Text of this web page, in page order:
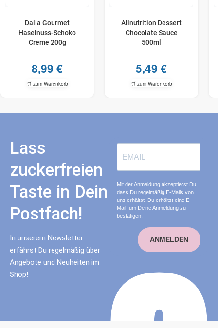
Dalia Gourmet
Haselnuss-​Schoko
Creme 200g
8,99 €
🛒 zum Warenkorb
Allnutrition Dessert
Chocolate Sauce
500ml
5,49 €
🛒 zum Warenkorb
Lass
zuckerfreien
Taste in Dein
Postfach!
In unserem Newsletter
erfährst Du regelmäßig über
Angebote und Neuheiten im
Shop!
Mit der Anmeldung akzeptierst Du,
dass Du regelmäßig E-Mails von
uns erhältst. Du erhältst eine E-
Mail, um Deine Anmeldung zu
bestätigen.
ANMELDEN